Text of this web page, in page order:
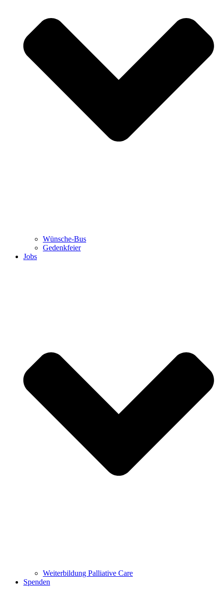
Wünsche-Bus
Gedenkfeier
Jobs
Weiterbildung Palliative Care
Spenden